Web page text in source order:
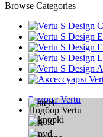
Browse Categories
Ремонт Vertu
Подбор Vertu